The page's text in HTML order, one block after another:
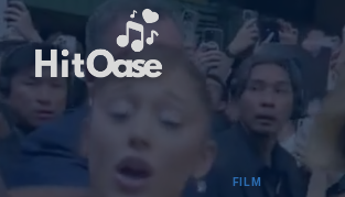
Zum
Inhalt
springen
FILM